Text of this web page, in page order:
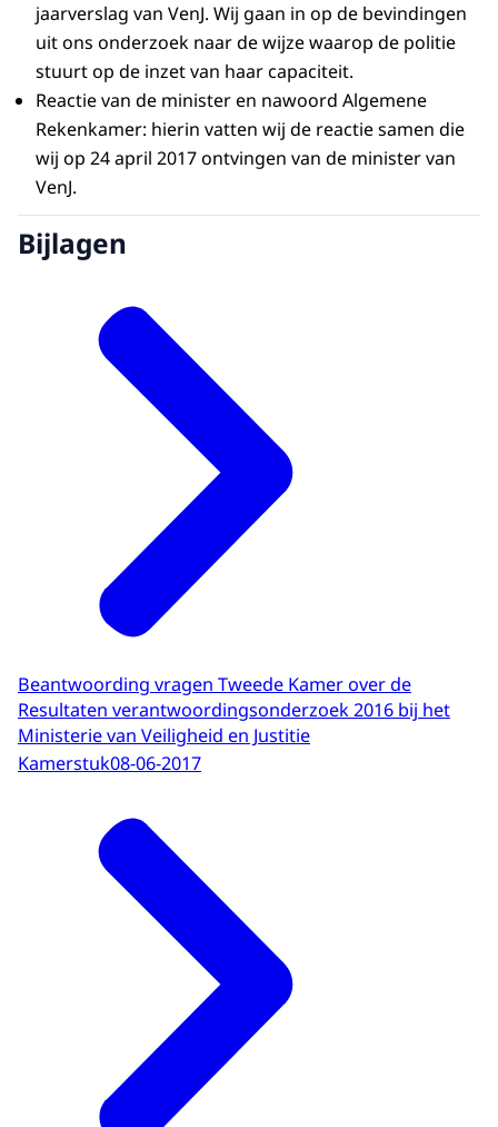
jaarverslag van VenJ. Wij gaan in op de bevindingen
uit ons onderzoek naar de wijze waarop de politie
stuurt op de inzet van haar capaciteit.
Reactie van de minister en nawoord Algemene
Rekenkamer: hierin vatten wij de reactie samen die
wij op 24 april 2017 ontvingen van de minister van
VenJ.
Bijlagen
Beantwoording vragen Tweede Kamer over de
Resultaten verantwoordingsonderzoek 2016 bij het
Ministerie van Veiligheid en Justitie
Kamerstuk08-06-2017